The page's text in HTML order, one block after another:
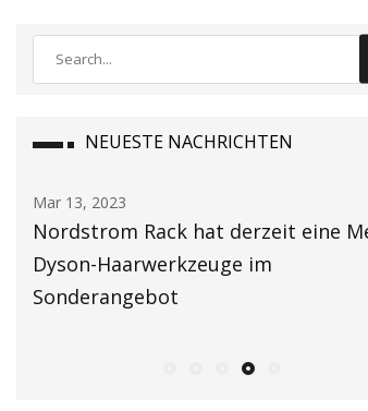
NEUESTE NACHRICHTEN
Mar 13, 2023
Nordstrom Rack hat derzeit eine
Dyson-Haarwerkzeuge im
Sonderangebot